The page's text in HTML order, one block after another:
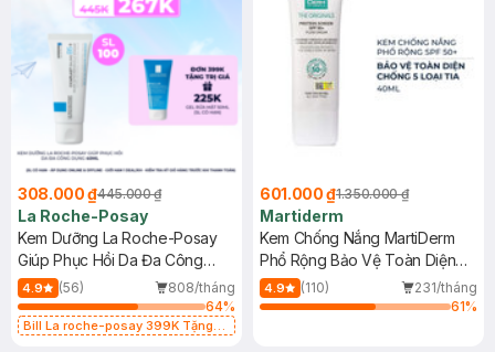
308.000 ₫445.000 ₫
La Roche-Posay
Kem Dưỡng La Roche-Posay
Giúp Phục Hồi Da Đa Công
Dụng 40ml
4.9 (56)
808/tháng
64%
Bill La roche-posay 399K Tặng
601.000 ₫1.350.000 ₫
Martiderm
Kem Chống Nắng MartiDerm
Phổ Rộng Bảo Vệ Toàn Diện
40ml
4.9 (110)
231/tháng
61%